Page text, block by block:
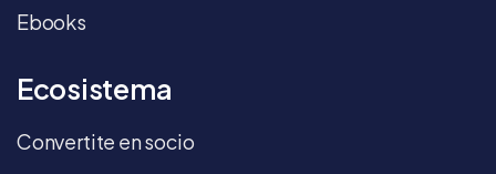
Ebooks
Ecosistema
Convertite en socio